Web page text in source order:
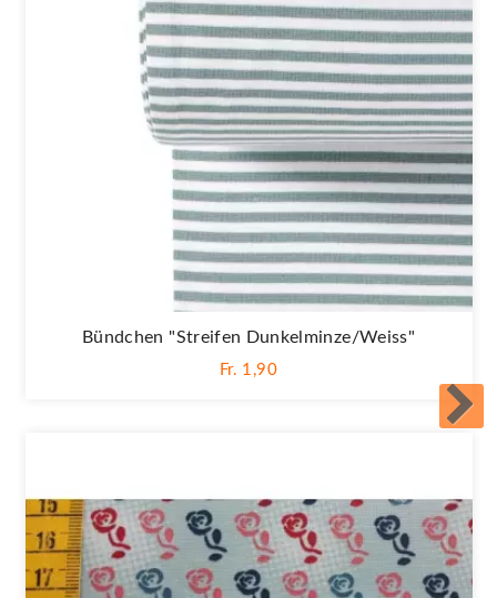
Bündchen "Streifen Dunkelminze/weiss"
Fr. 1,90